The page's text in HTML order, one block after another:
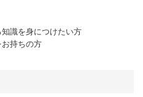
識を身につけたい方
持ちの方